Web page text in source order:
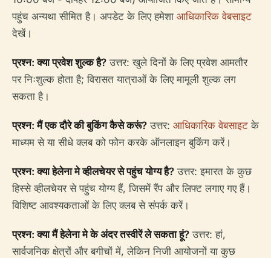
पहुंच अन्यथा सीमित है। अपडेट के लिए हमेशा आधिकारिक वेबसाइट
देखें।
प्रश्न: क्या प्रवेश शुल्क है? उत्तर: खुले दिनों के लिए प्रवेश आमतौर
पर निःशुल्क होता है; विरासत यात्राओं के लिए मामूली शुल्क लग
सकता है।
प्रश्न: मैं एक दौरे की बुकिंग कैसे करूं? उत्तर: आधिकारिक वेबसाइट के
माध्यम से या सीधे क्लब को फोन करके ऑनलाइन बुकिंग करें।
प्रश्न: क्या हेलेना मे व्हीलचेयर से पहुंच योग्य है? उत्तर: इमारत के कुछ
हिस्से व्हीलचेयर से पहुंच योग्य हैं, जिसमें रैंप और लिफ्ट लगाए गए हैं।
विशिष्ट आवश्यकताओं के लिए क्लब से संपर्क करें।
प्रश्न: क्या मैं हेलेना मे के अंदर तस्वीरें ले सकता हूं? उत्तर: हां,
सार्वजनिक क्षेत्रों और बगीचों में, लेकिन निजी आयोजनों या कुछ